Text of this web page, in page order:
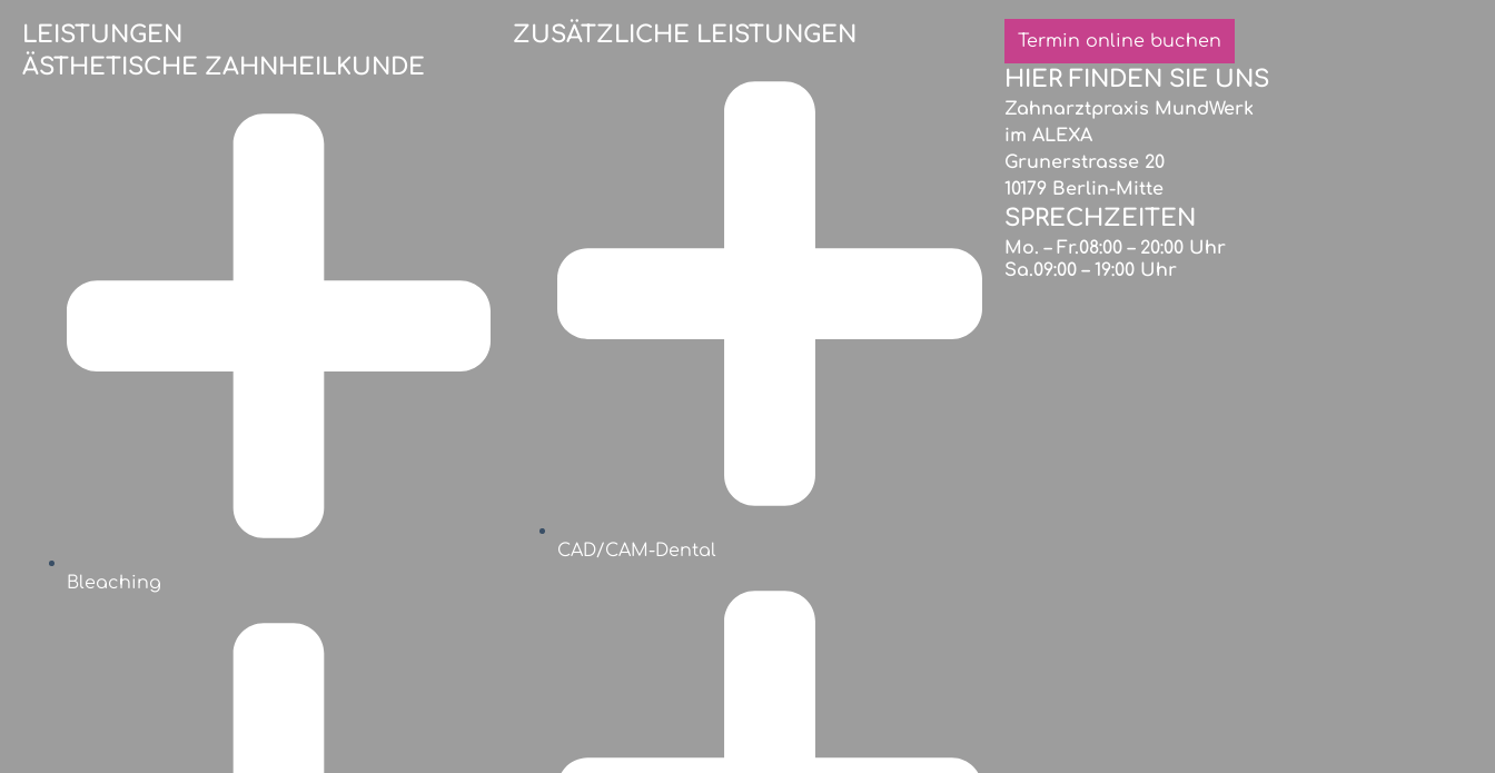
LEISTUNGEN
ÄSTHETISCHE ZAHNHEILKUNDE
Bleaching
ZUSÄTZLICHE LEISTUNGEN
CAD/CAM-Dental
Termin online buchen
HIER FINDEN SIE UNS
Zahnarztpraxis MundWerk
im ALEXA
Grunerstrasse 20
10179 Berlin-Mitte
SPRECHZEITEN
Mo. – Fr.08:00 – 20:00 Uhr
Sa.09:00 – 19:00 Uhr